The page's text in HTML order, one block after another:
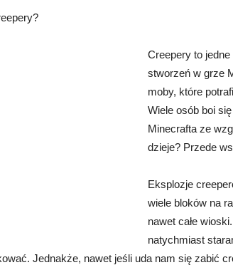
Creepery to
stworzeń w grze
moby, które
Wiele osób boi
Minecrafta ze
dzieje? Przede
Eksplozje
wiele bloków na
nawet całe
natychmiast
Jednakże, nawet jeśli uda nam się zabić